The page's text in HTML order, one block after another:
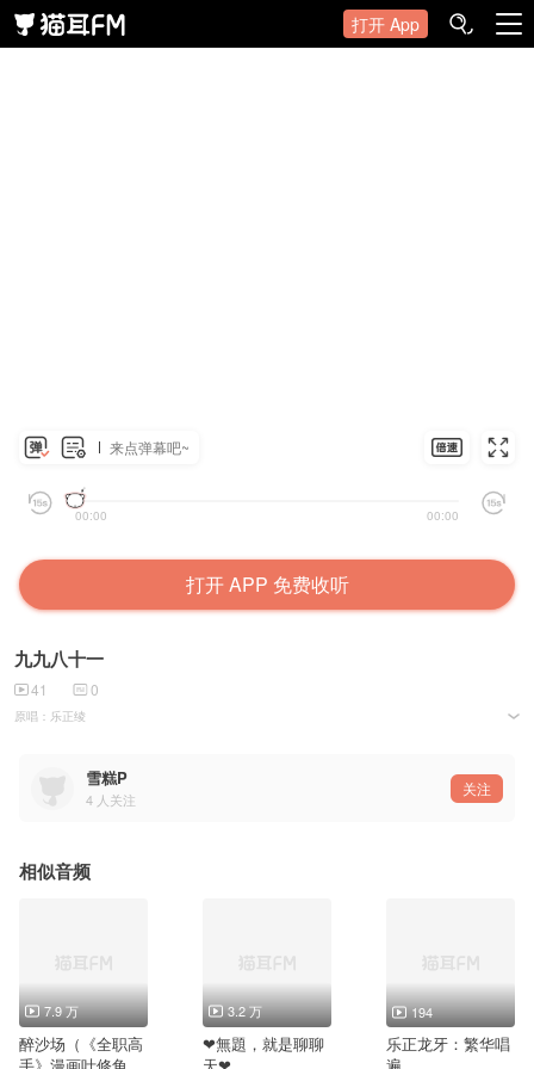
打开 App
来点弹幕吧~
00:00 00:00
打开 APP 免费收听
九九八十一
41 0
原唱：乐正绫
雪糕P
4 人关注
关注
相似音频
7.9 万
醉沙场（《全职高
3.2 万
❤無題，就是聊聊
194
乐正龙牙：繁华唱